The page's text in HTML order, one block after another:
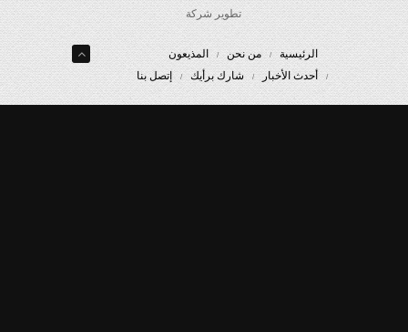
تطوير شركة
الرئيسية من نحن
المذيعون
أحدث الأخبار
شارك برأيك إتصل بنا